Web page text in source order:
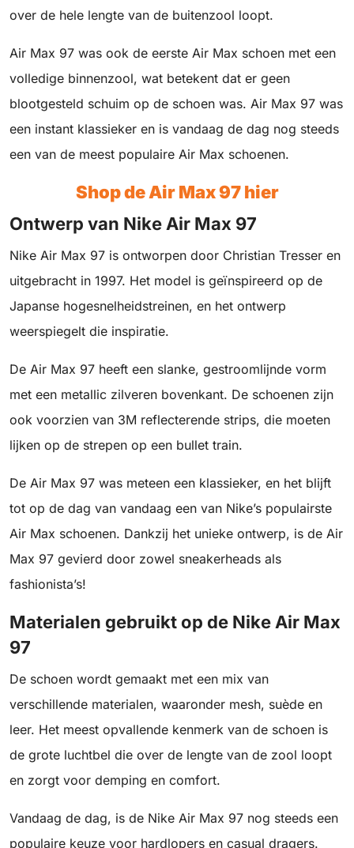
over de hele lengte van de buitenzool loopt.
Air Max 97 was ook de eerste Air Max schoen met een
volledige binnenzool, wat betekent dat er geen
blootgesteld schuim op de schoen was. Air Max 97 was
een instant klassieker en is vandaag de dag nog steeds
een van de meest populaire Air Max schoenen.
Shop de Air Max 97 hier
Ontwerp van Nike Air Max 97
Nike Air Max 97 is ontworpen door Christian Tresser en
uitgebracht in 1997. Het model is geïnspireerd op de
Japanse hogesnelheidstreinen, en het ontwerp
weerspiegelt die inspiratie.
De Air Max 97 heeft een slanke, gestroomlijnde vorm
met een metallic zilveren bovenkant. De schoenen zijn
ook voorzien van 3M reflecterende strips, die moeten
lijken op de strepen op een bullet train.
De Air Max 97 was meteen een klassieker, en het blijft
tot op de dag van vandaag een van Nike’s populairste
Air Max schoenen. Dankzij het unieke ontwerp, is de Air
Max 97 gevierd door zowel sneakerheads als
fashionista’s!
Materialen gebruikt op de Nike Air Max
97
De schoen wordt gemaakt met een mix van
verschillende materialen, waaronder mesh, suède en
leer. Het meest opvallende kenmerk van de schoen is
de grote luchtbel die over de lengte van de zool loopt
en zorgt voor demping en comfort.
Vandaag de dag, is de Nike Air Max 97 nog steeds een
populaire keuze voor hardlopers en casual dragers.